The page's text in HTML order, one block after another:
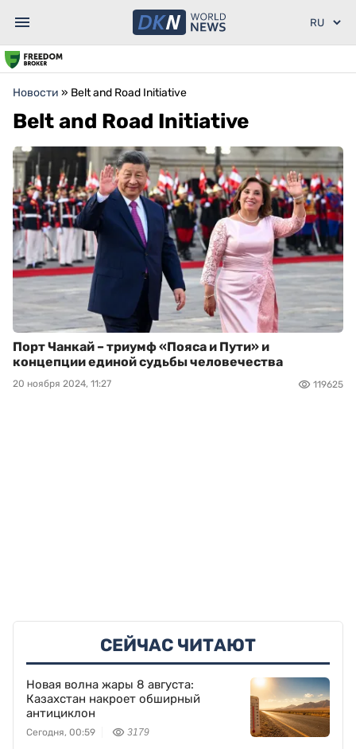
Новости » Belt and Road Initiative
Belt and Road Initiative
Порт Чанкай – триумф «Пояса и Пути» и
концепции единой судьбы человечества
20 ноября 2024, 11:27 119625
СЕЙЧАС ЧИТАЮТ
Новая волна жары 8 августа:
Казахстан накроет обширный
антициклон
Сегодня, 00:59 3179